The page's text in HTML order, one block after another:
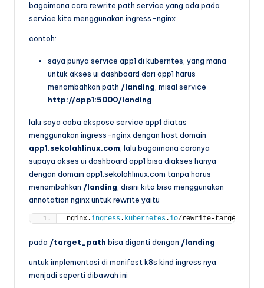
bagaimana cara rewrite path service yang ada pada
service kita menggunakan ingress-nginx
contoh:
saya punya service app1 di kuberntes, yang mana
untuk akses ui dashboard dari app1 harus
menambahkan path /landing, misal service
http://app1:5000/landing
lalu saya coba ekspose service app1 diatas
menggunakan ingress-nginx dengan host domain
app1.sekolahlinux.com, lalu bagaimana caranya
supaya akses ui dashboard app1 bisa diakses hanya
dengan domain app1.sekolahlinux.com tanpa harus
menambahkan /landing, disini kita bisa menggunakan
annotation nginx untuk rewrite yaitu
nginx.ingress. kubernetes.io/rewrite-target: /
pada /target_path bisa diganti dengan /landing
untuk implementasi di manifest k8s kind ingress nya
menjadi seperti dibawah ini